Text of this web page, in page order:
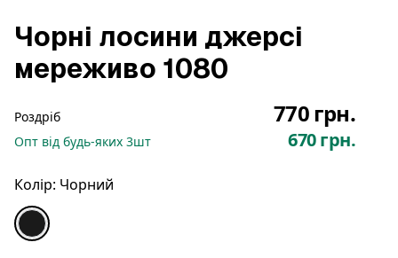
Чорні лосини джерсі
мереживо 1080
Роздріб 770 грн.
Опт від будь-яких 3шт 670 грн.
Колір: Чорний